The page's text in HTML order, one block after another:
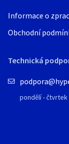
Informace o
Obchodní
Technická
pondělí - čtvrtek